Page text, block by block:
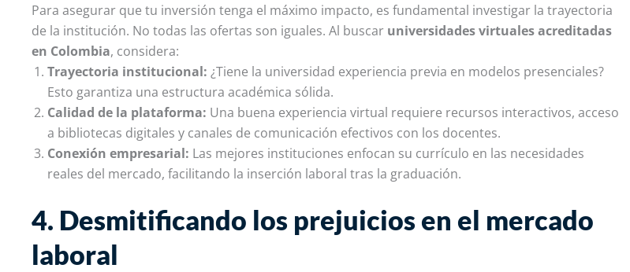
Para asegurar que tu inversión tenga el máximo impacto, es fundamental investigar la trayectoria
de la institución. No todas las ofertas son iguales. Al buscar universidades virtuales acreditadas
en Colombia, considera:
Trayectoria institucional: ¿Tiene la universidad experiencia previa en modelos presenciales?
Esto garantiza una estructura académica sólida.
Calidad de la plataforma: Una buena experiencia virtual requiere recursos interactivos, acceso
a bibliotecas digitales y canales de comunicación efectivos con los docentes.
Conexión empresarial: Las mejores instituciones enfocan su currículo en las necesidades
reales del mercado, facilitando la inserción laboral tras la graduación.
4. Desmitificando los prejuicios en el mercado
laboral